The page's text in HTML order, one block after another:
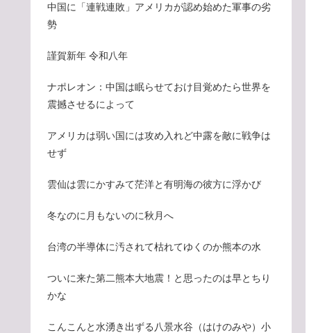
中国に「連戦連敗」アメリカが認め始めた軍事の劣
勢
謹賀新年 令和八年
ナポレオン：中国は眠らせておけ目覚めたら世界を
震撼させるによって
アメリカは弱い国には攻め入れど中露を敵に戦争は
せず
雲仙は雲にかすみて茫洋と有明海の彼方に浮かび
冬なのに月もないのに秋月へ
台湾の半導体に汚されて枯れてゆくのか熊本の水
ついに来た第二熊本大地震！と思ったのは早とちり
かな
こんこんと水湧き出ずる八景水谷（はけのみや）小